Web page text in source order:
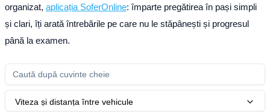
organizat, aplicația SoferOnline: împarte pregătirea în pași simpli
și clari, îți arată întrebările pe care nu le stăpânești și progresul
până la examen.
Viteza și distanța între vehicule